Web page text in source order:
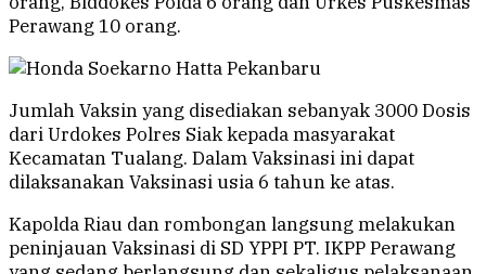
Perawang 10 orang.
Jumlah Vaksin yang disediakan sebanyak 3000 Dosis
dari Urdokes Polres Siak kepada masyarakat
Kecamatan Tualang. Dalam Vaksinasi ini dapat
dilaksanakan Vaksinasi usia 6 tahun ke atas.
Kapolda Riau dan rombongan langsung melakukan
peninjauan Vaksinasi di SD YPPI PT. IKPP Perawang